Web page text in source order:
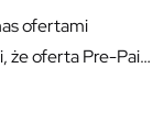
ofertami
że oferta Pre-Paid,
oczywiście